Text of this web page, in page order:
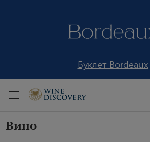
Буклет Bordeaux
Вино